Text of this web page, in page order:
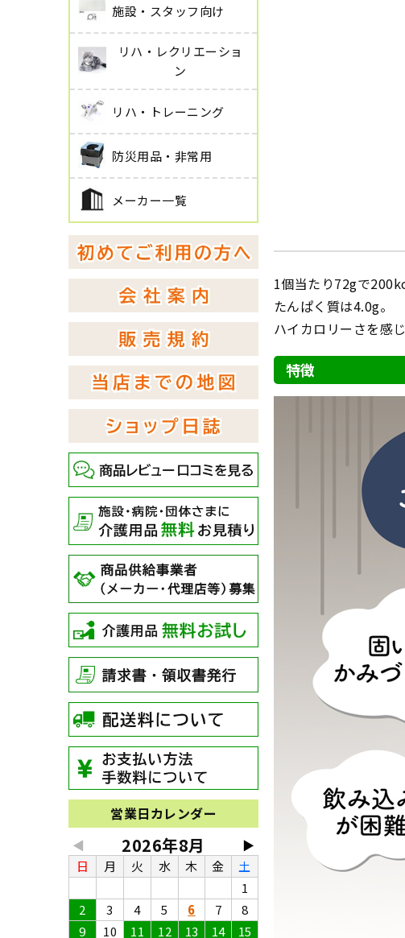
施設・スタッフ向け
リハ・レクリエーショ
ン
リハ・トレーニング
防災用品・非常用
メーカー一覧
営業日カレンダー
◀ ▶
2026年8月
日 月 火 水 木 金
土
1
2
3 4 5 6 7
8
9
10 11 12 13 14
15
1個当たり72gで
たんぱく質は4.0g。
ハイカロリーさを感
特徴